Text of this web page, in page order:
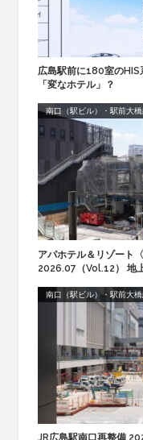
広島駅前に180室の
「変なホテル」？
南口（駅ビル）・駅前大
アパホテル＆リゾート
2026.07（Vol.12） 地
南口（駅ビル）・駅前大
JR広島駅南口再整備